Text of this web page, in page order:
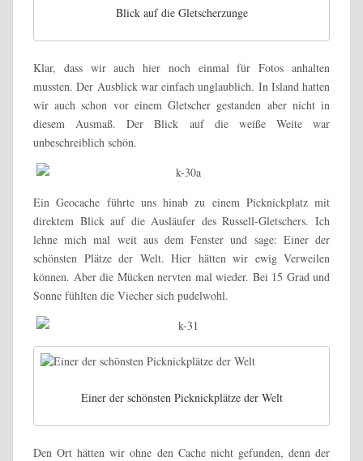
Blick auf die Gletscherzunge
Klar, dass wir auch hier noch einmal für Fotos anhalten
mussten. Der Ausblick war einfach unglaublich. In Island hatten
wir auch schon vor einem Gletscher gestanden aber nicht in
diesem Ausmaß. Der Blick auf die weiße Weite war
unbeschreiblich schön.
Ein Geocache führte uns hinab zu einem Picknickplatz mit
direktem Blick auf die Ausläufer des Russell-Gletschers. Ich
lehne mich mal weit aus dem Fenster und sage: Einer der
schönsten Plätze der Welt. Hier hätten wir ewig Verweilen
können. Aber die Mücken nervten mal wieder. Bei 15 Grad und
Sonne fühlten die Viecher sich pudelwohl.
Einer der schönsten Picknickplätze der Welt
Den Ort hätten wir ohne den Cache nicht gefunden, denn der